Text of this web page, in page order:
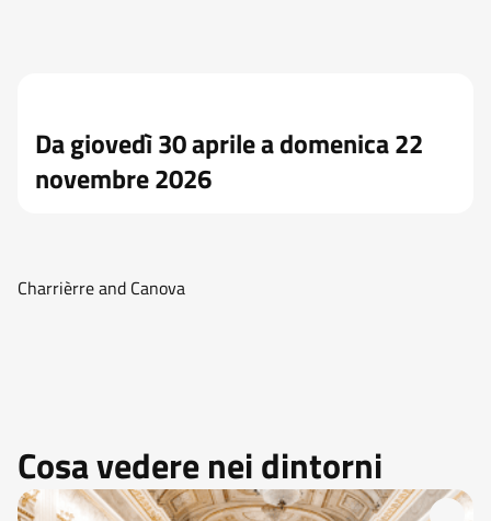
Da giovedì 30 aprile a domenica 22
novembre 2026
Charrièrre and Canova
Cosa vedere nei dintorni